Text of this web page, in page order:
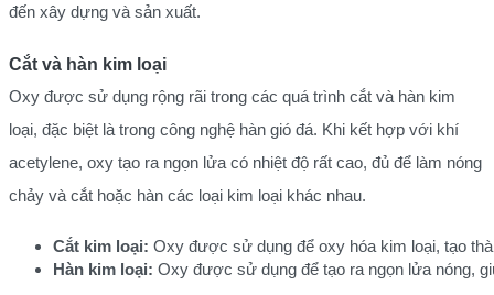
đến xây dựng và sản xuất.
Cắt và hàn kim loại
Oxy được sử dụng rộng rãi trong các quá trình cắt và hàn kim
loại, đặc biệt là trong công nghệ hàn gió đá. Khi kết hợp với khí
acetylene, oxy tạo ra ngọn lửa có nhiệt độ rất cao, đủ để làm nóng
chảy và cắt hoặc hàn các loại kim loại khác nhau.
Cắt kim loại: Oxy được sử dụng để oxy hóa kim loại, tạo
Hàn kim loại: Oxy được sử dụng để tạo ra ngọn lửa nóng,